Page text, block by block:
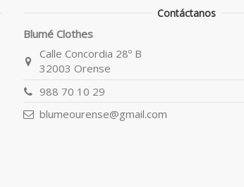
Contáctanos
Blumé Clothes
Calle Concordia 28º B
32003 Orense
988 70 10 29
blumeourense@gmail.com